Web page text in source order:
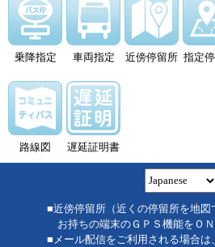
乗降指定 車両指定 近傍停留所 指定
路線図 遅延証明書
■近傍停留所（近くの停留所を地図
お持ちの端末のＧＰＳ機能をＯＮ
■メール配信をご利用される場合は